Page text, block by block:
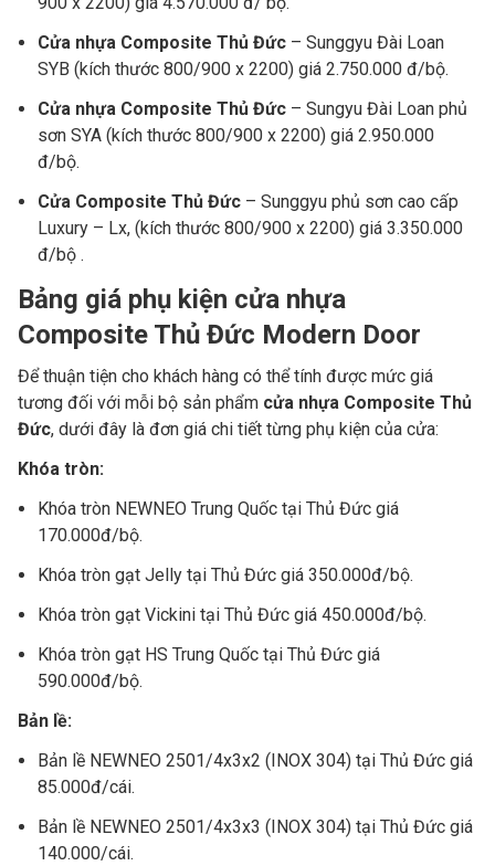
Cửa nhựa Composite Thủ Đức – Sunggyu Đài Loan
SYB (kích thước 800/900 x 2200) giá 2.750.000 đ/bộ.
Cửa nhựa Composite Thủ Đức – Sungyu Đài Loan phủ
sơn SYA (kích thước 800/900 x 2200) giá 2.950.000
đ/bộ.
Cửa Composite Thủ Đức – Sunggyu phủ sơn cao cấp
Luxury – Lx, (kích thước 800/900 x 2200) giá 3.350.000
đ/bộ .
Bảng giá phụ kiện cửa nhựa
Composite Thủ Đức Modern Door
Để thuận tiện cho khách hàng có thể tính được mức giá
tương đối với mỗi bộ sản phẩm cửa nhựa Composite Thủ
Đức, dưới đây là đơn giá chi tiết từng phụ kiện của cửa:
Khóa tròn:
Khóa tròn NEWNEO Trung Quốc tại Thủ Đức giá
170.000đ/bộ.
Khóa tròn gạt Jelly tại Thủ Đức giá 350.000đ/bộ.
Khóa tròn gạt Vickini tại Thủ Đức giá 450.000đ/bộ.
Khóa tròn gạt HS Trung Quốc tại Thủ Đức giá
590.000đ/bộ.
Bản lề:
Bản lề NEWNEO 2501/4x3x2 (INOX 304) tại Thủ Đức giá
85.000đ/cái.
Bản lề NEWNEO 2501/4x3x3 (INOX 304) tại Thủ Đức giá
140.000/cái.